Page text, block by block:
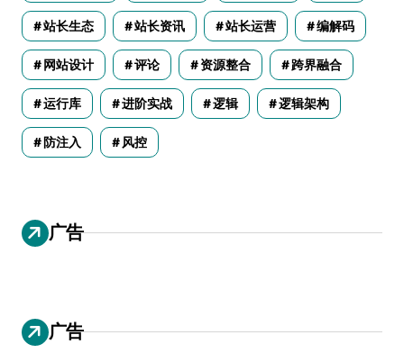
站长生态 站长资讯 站长运营 编解码
网站设计 评论 资源整合 跨界融合
运行库 进阶实战 逻辑 逻辑架构
防注入 风控
广告
广告